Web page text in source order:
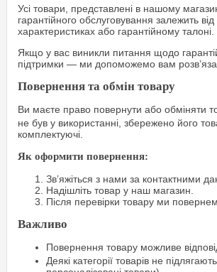
Усі товари, представлені в нашому
гарантійного обслуговування залежить
характеристиках або гарантійному талоні.
Якщо у вас виникли питання щодо
підтримки — ми допоможемо вам
Повернення та обмін товару
Ви маєте право повернути або обміняти
не був у використанні, збережено його
комплектуючі.
Як оформити повернення:
Зв’яжіться з нами за контактними
Надішліть товар у наш магазин.
Після перевірки товару ми
Важливо
Повернення товару можливе
Деякі категорії товарів не